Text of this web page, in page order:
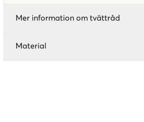
Mer information om tvättråd
Material